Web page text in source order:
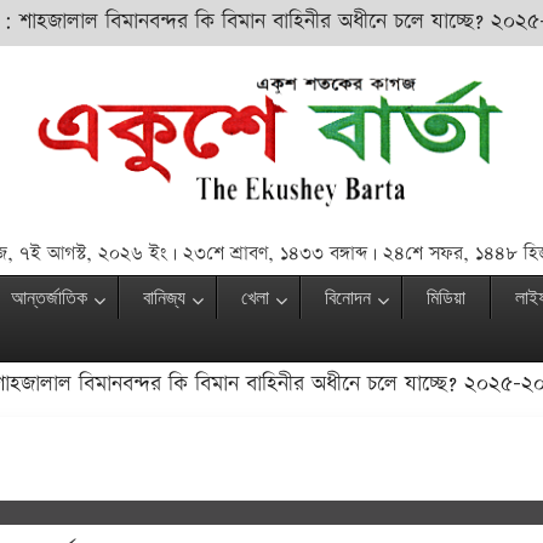
বিমানবন্দর কি বিমান বাহিনীর অধীনে চলে যাচ্ছে? ২০২৫-
৭ই আগস্ট, ২০২৬ ইং | ২৩শে শ্রাবণ, ১৪৩৩ বঙ্গাব্দ | ২৪শে সফর, ১৪৪৮
আন্তর্জাতিক বানিজ্য খেলা বিনোদন মিডিয়া
বিমানবন্দর কি বিমান বাহিনীর অধীনে চলে যাচ্ছে? ২০২৫-